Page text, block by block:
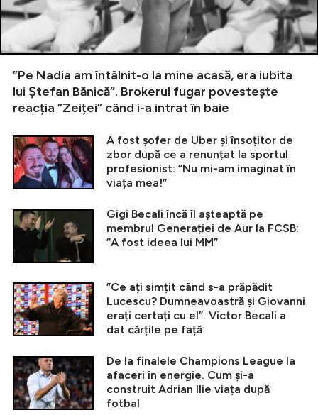
”Pe Nadia am întâlnit-o la mine acasă, era iubita
lui Ștefan Bănică”. Brokerul fugar povestește
reacția ”Zeiței” când i-a intrat în baie
A fost șofer de Uber și însoțitor de
zbor după ce a renunțat la sportul
profesionist: ”Nu mi-am imaginat în
viața mea!”
Gigi Becali încă îl așteaptă pe
membrul Generației de Aur la FCSB:
”A fost ideea lui MM”
”Ce ați simțit când s-a prăpădit
Lucescu? Dumneavoastră și Giovanni
erați certați cu el”. Victor Becali a
dat cărțile pe față
De la finalele Champions League la
afaceri în energie. Cum și-a
construit Adrian Ilie viața după
fotbal